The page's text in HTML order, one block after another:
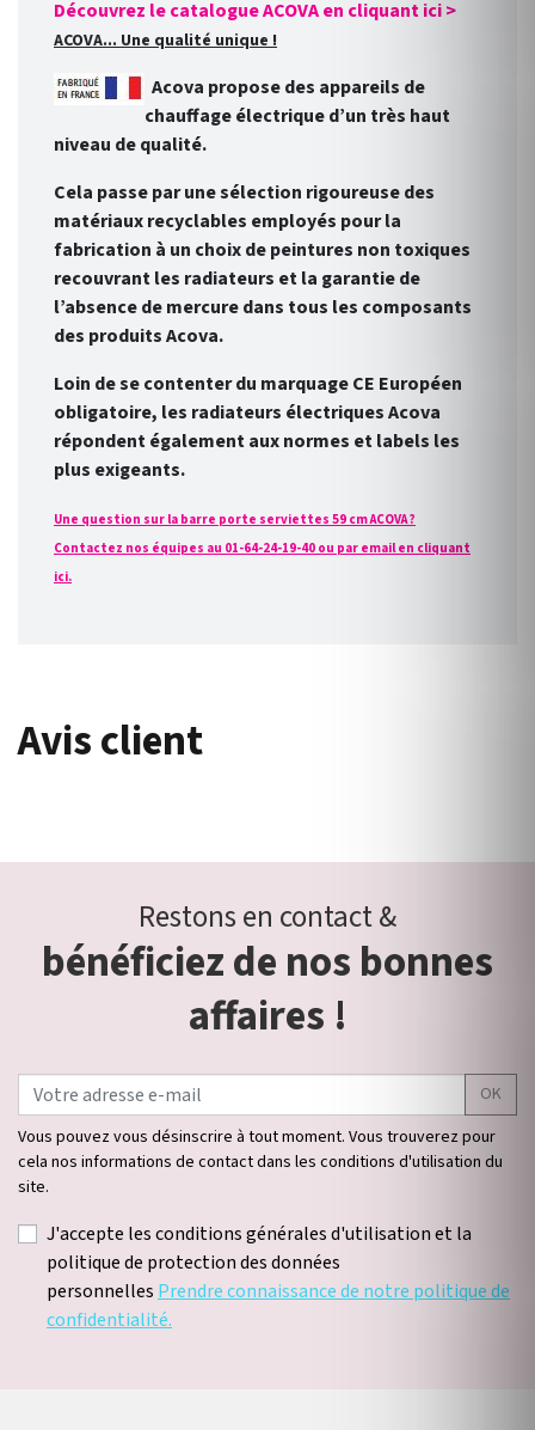
Découvrez le catalogue ACOVA en cliquant ici >
ACOVA... Une qualité unique !
Acova propose des appareils de
chauffage électrique d’un très haut
niveau de qualité.
Cela passe par une sélection rigoureuse des
matériaux recyclables employés pour la
fabrication à un choix de peintures non toxiques
recouvrant les radiateurs et la garantie de
l’absence de mercure dans tous les composants
des produits Acova.
Loin de se contenter du marquage CE Européen
obligatoire, les radiateurs électriques Acova
répondent également aux normes et labels les
plus exigeants.
Une question sur la barre porte serviettes 59 cm ACOVA ?
Contactez nos équipes au 01-64-24-19-40 ou par email en cliquant
ici.
Avis client
Restons en contact &
bénéficiez de nos bonnes
affaires !
OK
Vous pouvez vous désinscrire à tout moment. Vous trouverez pour
cela nos informations de contact dans les conditions d'utilisation du
site.
J'accepte les conditions générales d'utilisation et la
politique de protection des données
personnelles Prendre connaissance de notre politique de
confidentialité.